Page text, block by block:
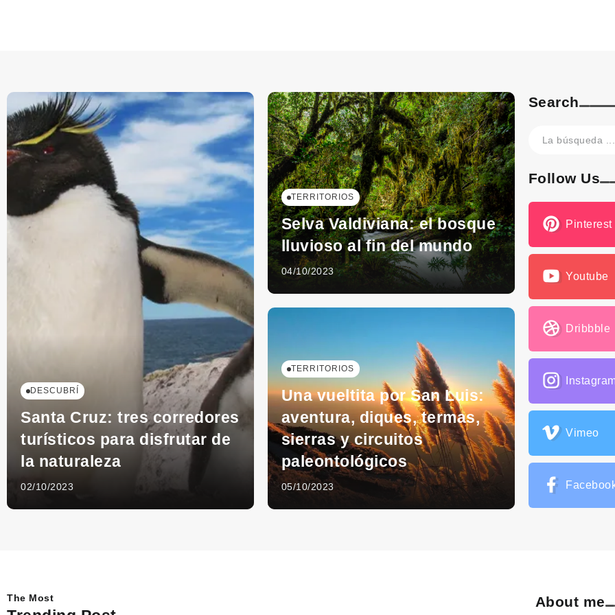
DESCUBRÍ
Santa Cruz: tres corredores
turísticos para disfrutar de
la naturaleza
02/10/2023
TERRITORIOS
Selva Valdiviana: el bosque
lluvioso al fin del mundo
04/10/2023
TERRITORIOS
Una vueltita por San Luis:
aventura, diques, termas,
sierras y circuitos
paleontológicos
05/10/2023
Search
Follow Us
Pinterest
Youtube
Dribbble
Vimeo
The Most About me